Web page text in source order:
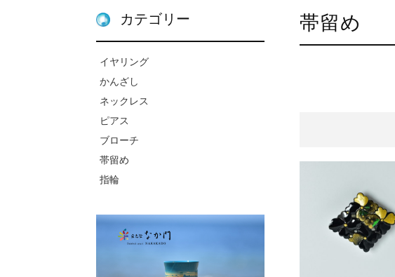
帯留め
カテゴリー
イヤリング
かんざし
ネックレス
ピアス
ブローチ
帯留め
指輪